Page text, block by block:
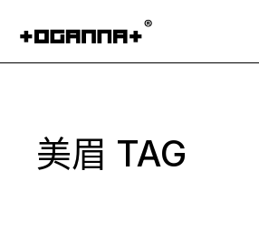
the
美眉 TAG